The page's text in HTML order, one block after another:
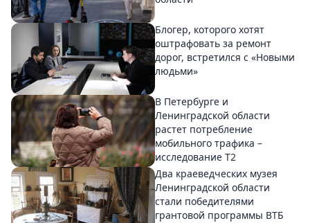
Блогер, которого хотят
оштрафовать за ремонт
дорог, встретился с «Новыми
людьми»
В Петербурге и
Ленинградской области
растет потребление
мобильного трафика –
исследование T2
Два краеведческих музея
Ленинградской области
стали победителями
грантовой программы ВТБ